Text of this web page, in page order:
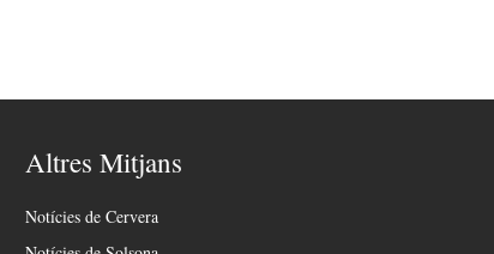
Altres Mitjans
Notícies de Cervera